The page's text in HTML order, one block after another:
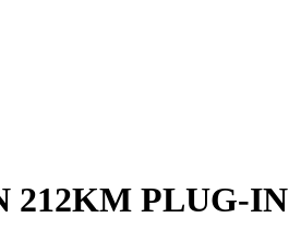
212KM PLUG-IN